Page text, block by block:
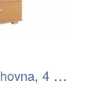
Industriální knihovna, 4 police, černá…